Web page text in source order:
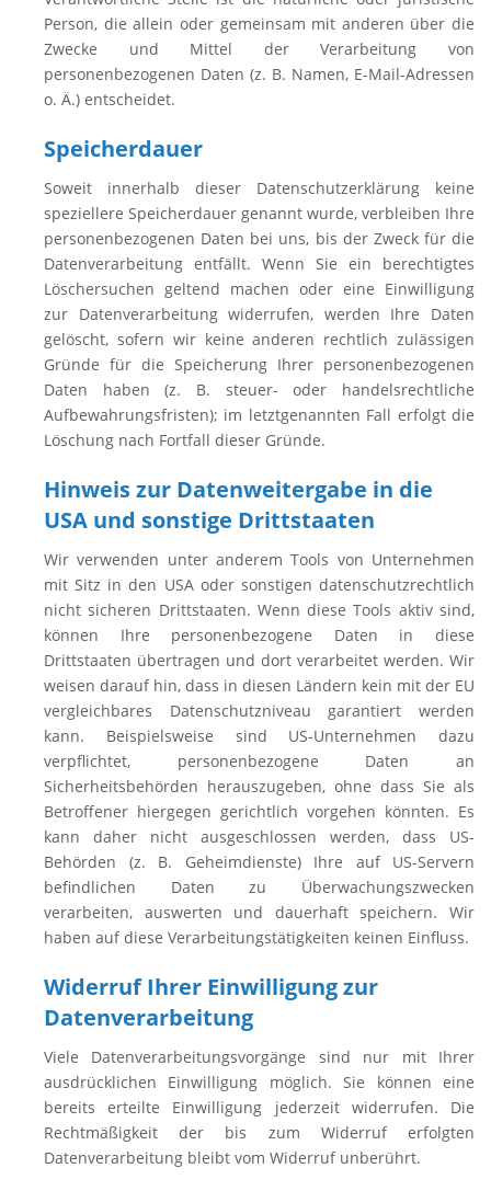
Person, die allein oder gemeinsam mit anderen über die
Zwecke und Mittel der Verarbeitung von
personenbezogenen Daten (z. B. Namen, E-Mail-Adressen
o. Ä.) entscheidet.
Speicherdauer
Soweit innerhalb dieser Datenschutzerklärung keine
speziellere Speicherdauer genannt wurde, verbleiben Ihre
personenbezogenen Daten bei uns, bis der Zweck für die
Datenverarbeitung entfällt. Wenn Sie ein berechtigtes
Löschersuchen geltend machen oder eine Einwilligung
zur Datenverarbeitung widerrufen, werden Ihre Daten
gelöscht, sofern wir keine anderen rechtlich zulässigen
Gründe für die Speicherung Ihrer personenbezogenen
Daten haben (z. B. steuer- oder handelsrechtliche
Aufbewahrungsfristen); im letztgenannten Fall erfolgt die
Löschung nach Fortfall dieser Gründe.
Hinweis zur Datenweitergabe in die
USA und sonstige Drittstaaten
Wir verwenden unter anderem Tools von Unternehmen
mit Sitz in den USA oder sonstigen datenschutzrechtlich
nicht sicheren Drittstaaten. Wenn diese Tools aktiv sind,
können Ihre personenbezogene Daten in diese
Drittstaaten übertragen und dort verarbeitet werden. Wir
weisen darauf hin, dass in diesen Ländern kein mit der EU
vergleichbares Datenschutzniveau garantiert werden
kann. Beispielsweise sind US-Unternehmen dazu
verpflichtet, personenbezogene Daten an
Sicherheitsbehörden herauszugeben, ohne dass Sie als
Betroffener hiergegen gerichtlich vorgehen könnten. Es
kann daher nicht ausgeschlossen werden, dass US-
Behörden (z. B. Geheimdienste) Ihre auf US-Servern
befindlichen Daten zu Überwachungszwecken
verarbeiten, auswerten und dauerhaft speichern. Wir
haben auf diese Verarbeitungstätigkeiten keinen Einfluss.
Widerruf Ihrer Einwilligung zur
Datenverarbeitung
Viele Datenverarbeitungsvorgänge sind nur mit Ihrer
ausdrücklichen Einwilligung möglich. Sie können eine
bereits erteilte Einwilligung jederzeit widerrufen. Die
Rechtmäßigkeit der bis zum Widerruf erfolgten
Datenverarbeitung bleibt vom Widerruf unberührt.